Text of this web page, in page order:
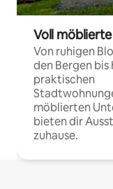
Voll
Von ruhigen
den Bergen bis
praktischen
möblierten
bieten dir
zuhause.